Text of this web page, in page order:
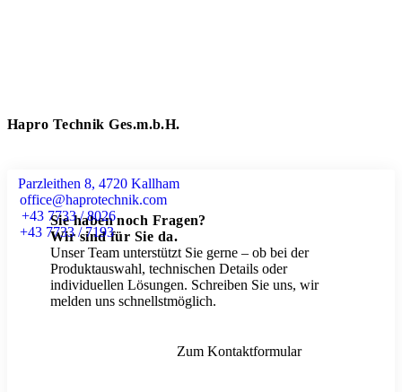
Hapro Technik Ges.m.b.H.
Parzleithen 8, 4720 Kallham
office@haprotechnik.com
+43 7733 / 8026
+43 7733 / 7193
Sie haben noch Fragen?
Wir sind für Sie da.
Unser Team unterstützt Sie gerne – ob bei der
Produktauswahl, technischen Details oder
individuellen Lösungen. Schreiben Sie uns, wir
melden uns schnellstmöglich.
Zum Kontaktformular